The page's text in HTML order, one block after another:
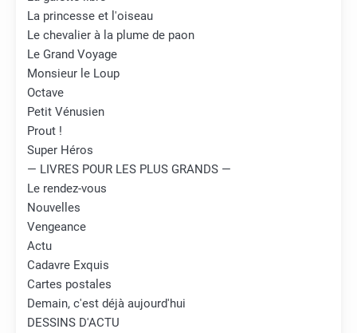
La princesse et l'oiseau
Le chevalier à la plume de paon
Le Grand Voyage
Monsieur le Loup
Octave
Petit Vénusien
Prout !
Super Héros
— LIVRES POUR LES PLUS GRANDS —
Le rendez-vous
Nouvelles
Vengeance
Actu
Cadavre Exquis
Cartes postales
Demain, c'est déjà aujourd'hui
DESSINS D'ACTU